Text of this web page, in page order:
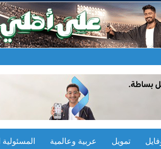
تمويل عربية وعالمية